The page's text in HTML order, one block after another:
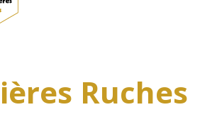
Ruches